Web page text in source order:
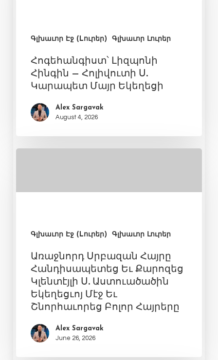
Գլխաւոր Էջ (Lուրեր) Գլխաւոր Լուրեր
Հոգեհանգիստ՝ Լիզպոնի
Հինգին – Հոլիվուտի Ս.
Կարապետ Մայր Եկեղեցի
Alex Sargavak
August 4, 2026
Գլխաւոր Էջ (Lուրեր) Գլխաւոր Լուրեր
Առաջնորդ Սրբազան Հայրը
Հանդիսապետեց Եւ Քարոզեց
Կլենտէյլի Ս. Աստուածածին
Եկեղեցւոյ Մէջ Եւ
Շնորհաւորեց Բոլոր Հայրերը
Alex Sargavak
June 26, 2026